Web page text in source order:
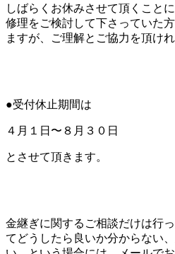
しばらくお休みさせて頂くことに
修理をご検討して下さっていた
ますが、ご理解とご協力を頂けれ
●受付休止期間は
４月１日〜８月３０日
とさせて頂きます。
金継ぎに関するご相談だけは行
てどうしたら良いか分からない